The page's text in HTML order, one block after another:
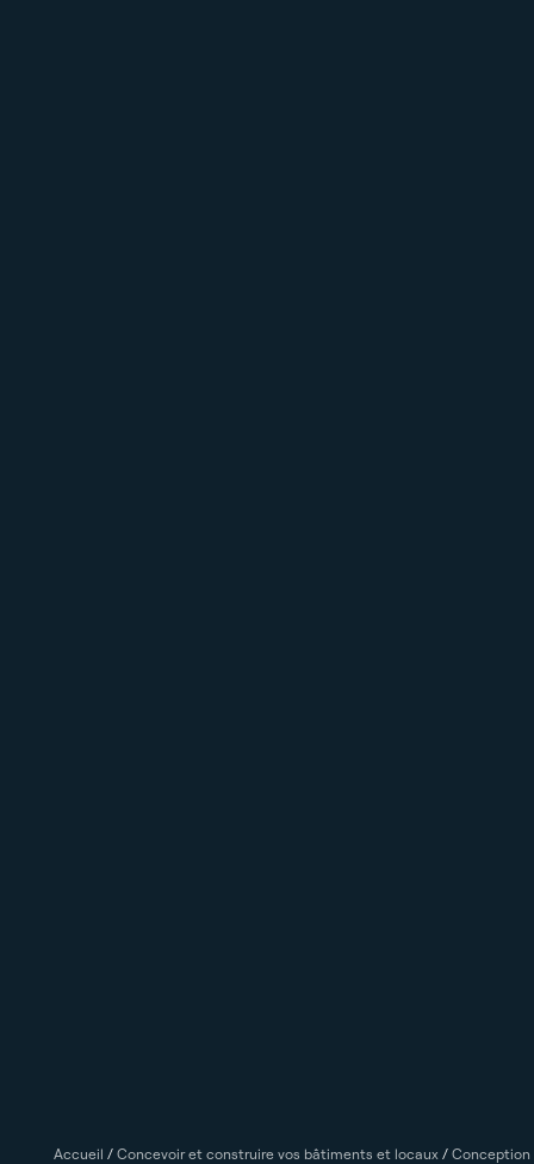
Accueil / Concevoir et construire vos bâtiments et locaux / Conception